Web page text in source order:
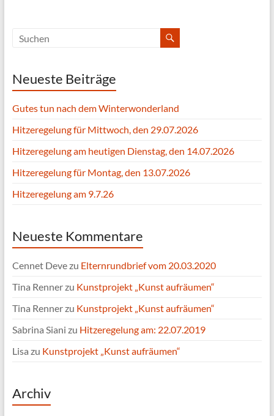
Neueste Beiträge
Gutes tun nach dem Winterwonderland
Hitzeregelung für Mittwoch, den 29.07.2026
Hitzeregelung am heutigen Dienstag, den 14.07.2026
Hitzeregelung für Montag, den 13.07.2026
Hitzeregelung am 9.7.26
Neueste Kommentare
Cennet Devezu Elternrundbrief vom 20.03.2020
Tina Rennerzu Kunstprojekt „Kunst aufräumen“
Tina Rennerzu Kunstprojekt „Kunst aufräumen“
Sabrina Siani zu Hitzeregelung am: 22.07.2019
Lisa zu Kunstprojekt „Kunst aufräumen“
Archiv